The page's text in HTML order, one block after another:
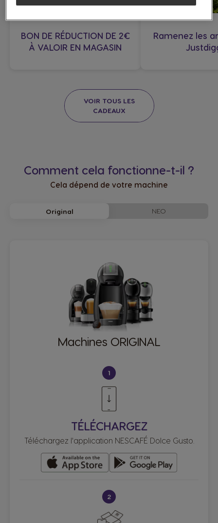
BON DE RÉDUCTION DE 2€
À VALOIR EN MAGASIN
Ramenez les
VOIR TOUS LES
CADEAUX
Comment cela fonctionne-t-il ?
Cela dépend de votre machine
Original NEO
Machines ORIGINAL
1
TÉLÉCHARGEZ
Téléchargez l'application NESCAFÉ Dolce Gusto.
2